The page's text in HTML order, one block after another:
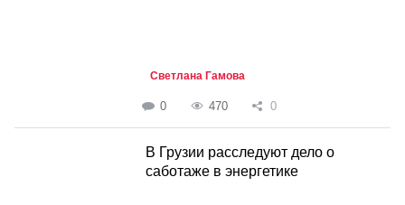
Светлана Гамова
0 470 0
В Грузии расследуют дело о
саботаже в энергетике